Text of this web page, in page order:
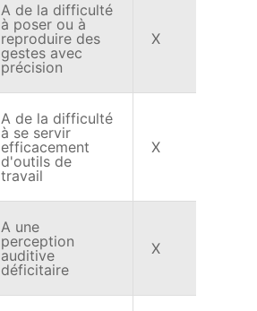
A de la difficulté
à poser ou à
reproduire des
gestes avec
précision
X
A de la difficulté
à se servir
efficacement
d'outils de
travail
X
A une
perception
auditive
déficitaire
X